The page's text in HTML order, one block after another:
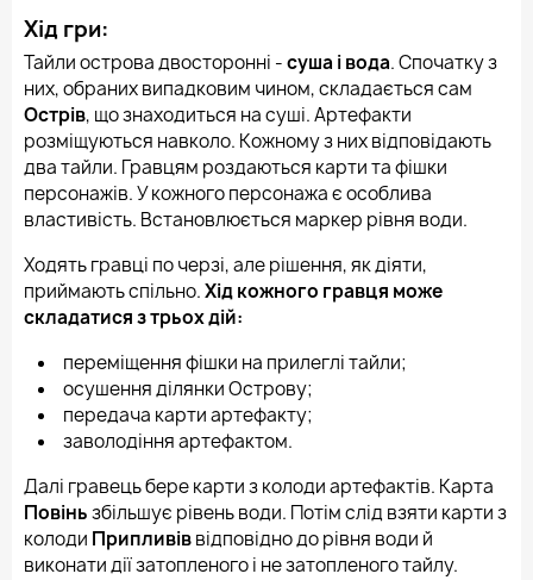
Хід гри:
Тайли острова двосторонні -суша і вода. Спочатку з
них, обраних випадковим чином, складається сам
Острів, що знаходиться на суші. Артефакти
розміщуються навколо. Кожному з них відповідають
два тайли. Гравцям роздаються карти та фішки
персонажів. У кожного персонажа є особлива
властивість. Встановлюється маркер рівня води.
Ходять гравці по черзі, але рішення, як діяти,
приймають спільно.Хід кожного гравця може
складатися з трьох дій:
переміщення фішки на прилеглі тайли;
осушення ділянки Острову;
передача карти артефакту;
заволодіння артефактом.
Далі гравець бере карти з колоди артефактів. Карта
Повіньзбільшує рівень води. Потім слід взяти карти з
колоди Припливіввідповідно до рівня води й
виконати дії затопленого і не затопленого тайлу.